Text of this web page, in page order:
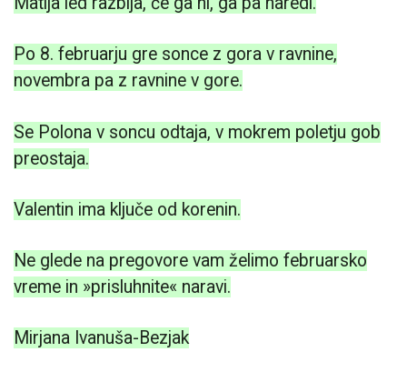
Po 8. februarju gre sonce z gora v ravnine,
novembra pa z ravnine v gore.
Se Polona v soncu odtaja, v mokrem poletju gob
preostaja.
Valentin ima ključe od korenin.
Ne glede na pregovore vam želimo februarsko
vreme in »prisluhnite« naravi.
Mirjana Ivanuša-Bezjak